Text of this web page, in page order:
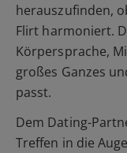
herauszufinden,
Flirt harmoniert.
Körpersprache,
großes Ganzes
passt.
Dem Dating-
Treffen in die